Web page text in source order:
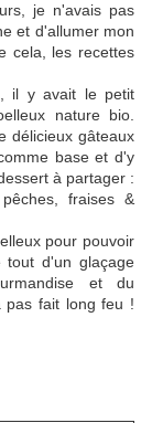
je n'avais pas
et d'allumer mon
cela, les recettes
il y avait le petit
nature bio.
délicieux gâteaux
base et d'y
à partager :
fraises &
pour pouvoir
tout d'un glaçage
et du
pas fait long feu !